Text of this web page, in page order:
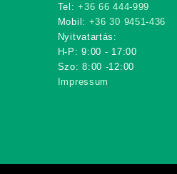
Tel:+36 66 444-999
Mobil: +36 30 9451-436
Nyitvatartás:
H-P: 9:00 - 17:00
Szo: 8:00 -12:00
Impressum